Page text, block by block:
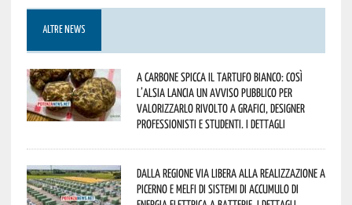
ALTRE NEWS
A Carbone spicca il tartufo bianco: così
l’Alsia lancia un avviso pubblico per
valorizzarlo rivolto a grafici, designer
professionisti e studenti. I dettagli
Dalla Regione via libera alla realizzazione a
Picerno e Melfi di sistemi di accumulo di